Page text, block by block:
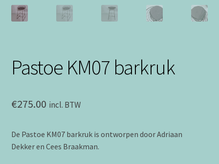
Pastoe KM07 barkruk
€275.00 incl. BTW
De Pastoe KM07 barkruk is ontworpen doorAdriaan
Dekkeren Cees Braakman.